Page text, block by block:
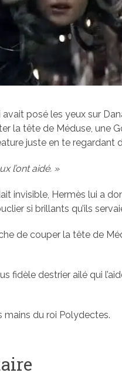
posé les yeux sur
la tête de Méduse, une
juste en te regardant
l’ont aidé. »
invisible, Hermès lui a
si brillants qu’ils
de couper la tête de
fidèle destrier ailé qui
mains du roi Polydectes.